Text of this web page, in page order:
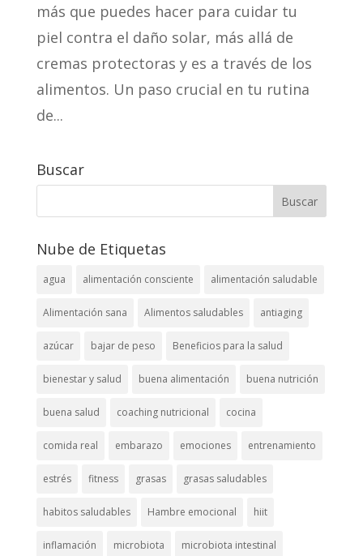
más que puedes hacer para cuidar tu
piel contra el daño solar, más allá de
cremas protectoras y es a través de los
alimentos. Un paso crucial en tu rutina
de...
Buscar
Nube de Etiquetas
agua alimentación consciente alimentación saludable
Alimentación sana Alimentos saludables antiaging
azúcar bajar de peso Beneficios para la salud
bienestar y salud buena alimentación buena nutrición
buena salud coaching nutricional cocina
comida real embarazo emociones entrenamiento
estrés fitness grasas grasas saludables
habitos saludables Hambre emocional hiit
inflamación microbiota microbiota intestinal